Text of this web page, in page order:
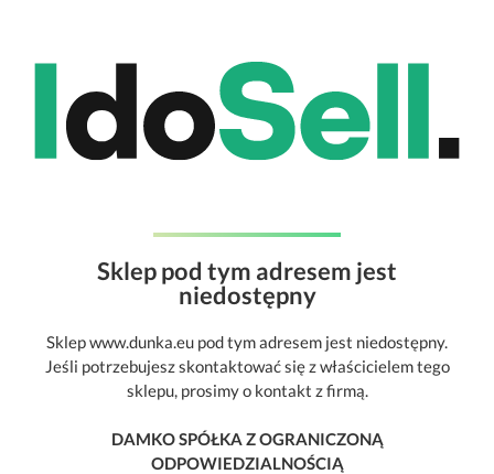
Sklep pod tym adresem jest
niedostępny
Sklep www.dunka.eu pod tym adresem jest niedostępny.
Jeśli potrzebujesz skontaktować się z właścicielem tego
sklepu, prosimy o kontakt z firmą.
DAMKO SPÓŁKA Z OGRANICZONĄ
ODPOWIEDZIALNOŚCIĄ